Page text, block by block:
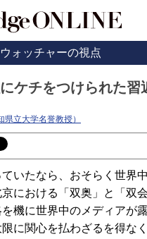
ォッチャーの視点
ケチをつけられた習
県立大学名誉教授）
いたなら、おそらく世界
における「双奥」と「双
機に世界中のメディアが
に関心を払わざるを得な